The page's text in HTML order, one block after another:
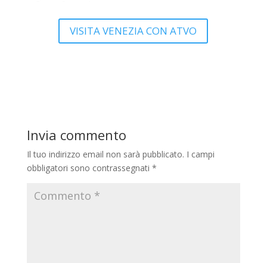
VISITA VENEZIA CON ATVO
Invia commento
Il tuo indirizzo email non sarà pubblicato. I campi
obbligatori sono contrassegnati *